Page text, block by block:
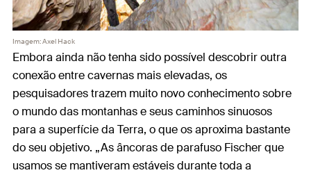
Imagem: Axel Hack
Embora ainda não tenha sido possível descobrir outra
conexão entre cavernas mais elevadas, os
pesquisadores trazem muito novo conhecimento sobre
o mundo das montanhas e seus caminhos sinuosos
para a superfície da Terra, o que os aproxima bastante
do seu objetivo. „As âncoras de parafuso Fischer que
usamos se mantiveram estáveis durante toda a